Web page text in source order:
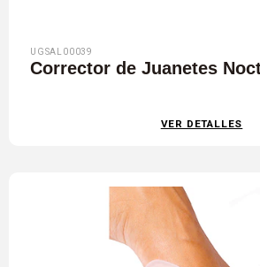
UGSAL00039
Corrector de Juanetes
VER DETALLES